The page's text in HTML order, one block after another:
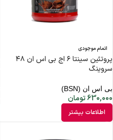
اتمام موجودی
پروتئین سینتا ۶ اج بی اس ان ۴۸
سروینگ
بی اس ان (BSN)
630,000تومان
اطلاعات بیشتر